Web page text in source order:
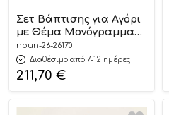
Σετ Βάπτισης για Αγόρι
με Θέμα Μονόγραμμα
Μπλε-Άμμου 26170
noun-26-26170
Διαθέσιμο από 7-12 ημέρες
211,70 €